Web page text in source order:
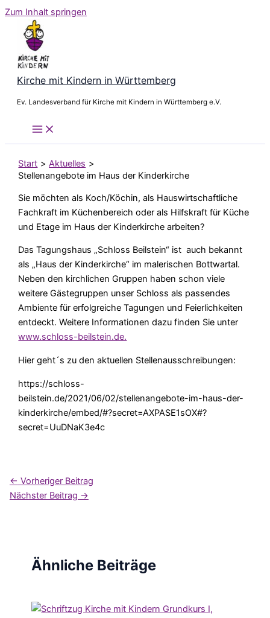
Zum Inhalt springen
Kirche mit Kindern in Württemberg
Ev. Landesverband für Kirche mit Kindern in Württemberg e.V.
Start
Aktuelles
Stellenangebote im Haus der Kinderkirche
Sie möchten als Koch/Köchin, als Hauswirtschaftliche
Fachkraft im Küchenbereich oder als Hilfskraft für Küche
und Etage im Haus der Kinderkirche arbeiten?
Das Tagungshaus „Schloss Beilstein“ ist auch bekannt
als „Haus der Kinderkirche“ im malerischen Bottwartal.
Neben den kirchlichen Gruppen haben schon viele
weitere Gästegruppen unser Schloss als passendes
Ambiente für erfolgreiche Tagungen und Feierlichkeiten
entdeckt. Weitere Informationen dazu finden Sie unter
www.schloss-beilstein.de.
Hier geht´s zu den aktuellen Stellenausschreibungen:
https://schloss-
beilstein.de/2021/06/02/stellenangebote-im-haus-der-
kinderkirche/embed/#?secret=AXPASE1sOX#?
secret=UuDNaK3e4c
← Vorheriger Beitrag
Nächster Beitrag →
Ähnliche Beiträge